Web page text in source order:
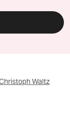
Waltz